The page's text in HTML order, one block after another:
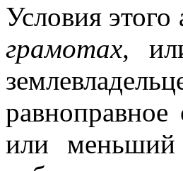
Условия этого
грамотах,
или меньший